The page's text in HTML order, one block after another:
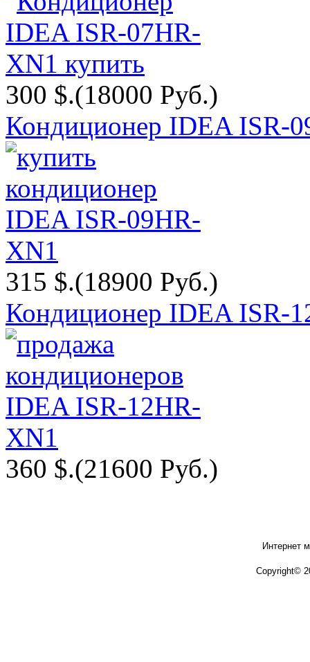
300 $.(18000 Руб.)
Кондиционер IDEA ISR-
315 $.(18900 Руб.)
Кондиционер IDEA ISR-
360 $.(21600 Руб.)
Интернет
Copyright©